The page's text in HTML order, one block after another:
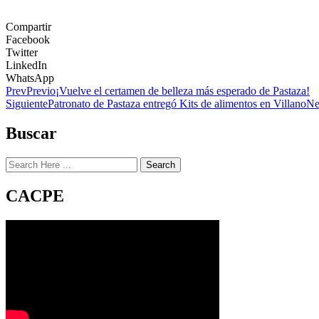
Compartir
Facebook
Twitter
LinkedIn
WhatsApp
PrevPrevio¡Vuelve el certamen de belleza más esperado de Pastaza!
SiguientePatronato de Pastaza entregó Kits de alimentos en Villano
Buscar
Search
CACPE